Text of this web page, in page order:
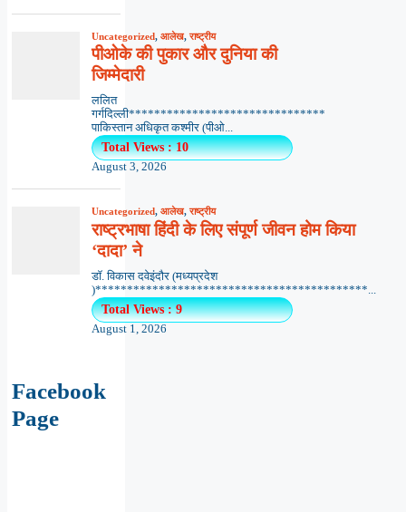
Uncategorized, आलेख,राष्ट्रीय
पीओके की पुकार और दुनिया की
जिम्मेदारी
ललित
गर्गदिल्ली*******************************
पाकिस्तान अधिकृत कश्मीर (पीओ...
Total Views : 10
August 3, 2026
Uncategorized, आलेख,राष्ट्रीय
राष्ट्रभाषा हिंदी के लिए संपूर्ण जीवन होम किया
‘दादा’ ने
डॉ. विकास दवेइंदौर (मध्यप्रदेश
)*******************************************...
Total Views : 9
August 1, 2026
Facebook
Page